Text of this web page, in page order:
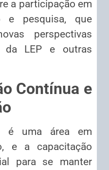
a participação em
e pesquisa, que
perspectivas
da LEP e outras
Contínua e
é uma área em
e a capacitação
para se manter